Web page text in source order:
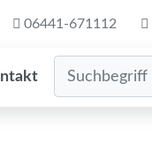
06441-671112